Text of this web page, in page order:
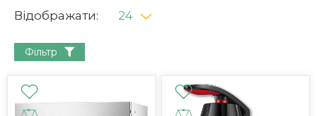
Відображати: 24
Фільтр